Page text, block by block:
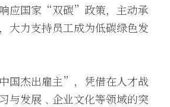
应国家“双碳”政策，主动承
大力支持员工成为低碳绿色发
国杰出雇主”，凭借在人才战
与发展﹑企业文化等领域的突